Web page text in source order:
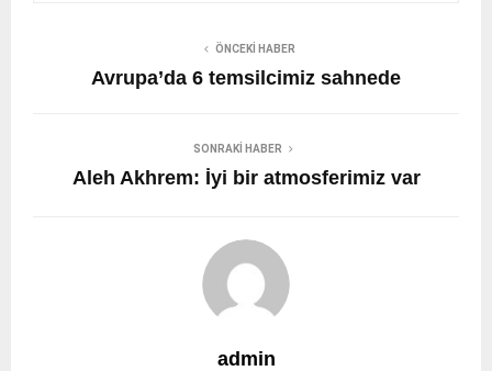
ÖNCEKI HABER
Avrupa’da 6 temsilcimiz sahnede
SONRAKI HABER
Aleh Akhrem: İyi bir atmosferimiz var
admin